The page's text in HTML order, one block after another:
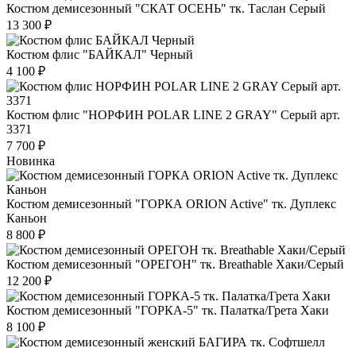
Костюм демисезонный "СКАТ ОСЕНЬ" тк. Таслан Серый
13 300 ₽
Костюм флис "БАЙКАЛ" Черный
4 100 ₽
Костюм флис "НОРФИН POLAR LINE 2 GRAY" Серый арт.
3371
7 700 ₽
Новинка
Костюм демисезонный "ГОРКА ORION Active" тк. Дуплекс
Каньон
8 800 ₽
Костюм демисезонный "ОРЕГОН" тк. Breathable Хаки/Серый
12 200 ₽
Костюм демисезонный "ГОРКА-5" тк. Палатка/Грета Хаки
8 100 ₽